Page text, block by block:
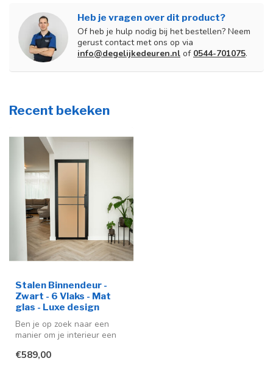
Heb je vragen over dit product?
Of heb je hulp nodig bij het bestellen? Neem
gerust contact met ons op via
info@degelijkedeuren.nl of 0544-701075.
Recent bekeken
Stalen Binnendeur -
Zwart - 6 Vlaks - Mat
glas - Luxe design
Ben je op zoek naar een
manier om je interieur een
uitstra...
€589,00